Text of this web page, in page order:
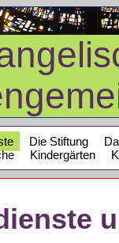
Die Stiftung
Kindergärten